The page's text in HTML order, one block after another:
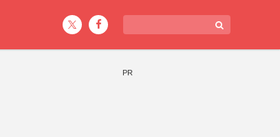
PR